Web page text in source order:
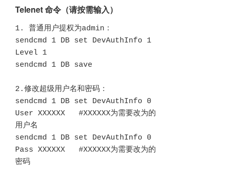
Telenet 命令（请按需输入）
1. 普通用户提权为admin：
sendcmd 1 DB set DevAuthInfo 1
Level 1
sendcmd 1 DB save
2.修改超级用户名和密码：
sendcmd 1 DB set DevAuthInfo 0
User XXXXXX   #XXXXXX为需要改为的
用户名
sendcmd 1 DB set DevAuthInfo 0
Pass XXXXXX   #XXXXXX为需要改为的
密码